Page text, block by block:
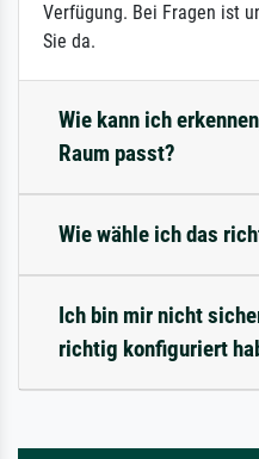
Verfügung. Bei Fragen ist
Sie da.
Wie kann ich
Raum passt?
Wie wähle ich das
Ich bin mir nicht
richtig konfiguriert